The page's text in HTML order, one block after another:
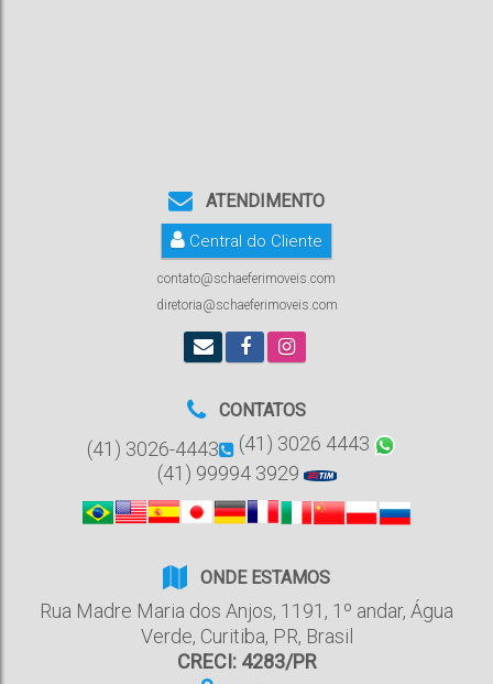
ATENDIMENTO
Central do Cliente
contato@schaeferimoveis.com
diretoria@schaeferimoveis.com
CONTATOS
(41) 3026-4443
(41) 3026 4443
(41) 99994 3929
ONDE ESTAMOS
Rua Madre Maria dos Anjos, 1191 , 1º andar, Água
Verde, Curitiba, PR, Brasil
CRECI: 4283/PR